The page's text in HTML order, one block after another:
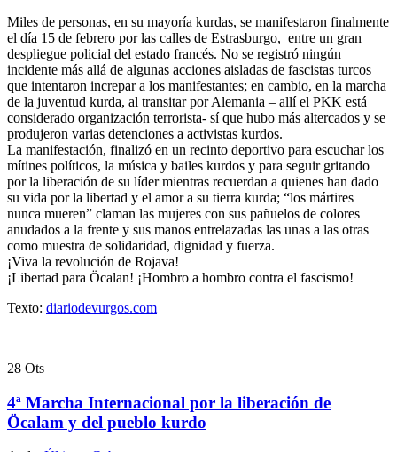
Miles de personas, en su mayoría kurdas, se manifestaron finalmente
el día 15 de febrero por las calles de Estrasburgo, entre un gran
despliegue policial del estado francés. No se registró ningún
incidente más allá de algunas acciones aisladas de fascistas turcos
que intentaron increpar a los manifestantes; en cambio, en la marcha
de la juventud kurda, al transitar por Alemania – allí el PKK está
considerado organización terrorista- sí que hubo más altercados y se
produjeron varias detenciones a activistas kurdos.
La manifestación, finalizó en un recinto deportivo para escuchar los
mítines políticos, la música y bailes kurdos y para seguir gritando
por la liberación de su líder mientras recuerdan a quienes han dado
su vida por la libertad y el amor a su tierra kurda; “los mártires
nunca mueren” claman las mujeres con sus pañuelos de colores
anudados a la frente y sus manos entrelazadas las unas a las otras
como muestra de solidaridad, dignidad y fuerza.
¡Viva la revolución de Rojava!
¡Libertad para Öcalan! ¡Hombro a hombro contra el fascismo!
Texto: diariodevurgos.com
28 Ots
4ª Marcha Internacional por la liberación de
Öcalam y del pueblo kurdo